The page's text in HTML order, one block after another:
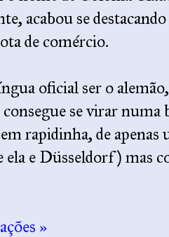
acabou se
de comércio.
oficial ser o
consegue se virar numa
rapidinha, de apenas
ela e Düsseldorf) mas
»